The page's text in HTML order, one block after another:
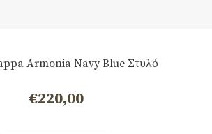
Armonia Navy Blue Στυλό
€220,00